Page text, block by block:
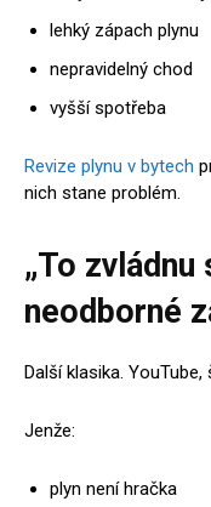
lehký zápach plynu
nepravidelný chod
vyšší spotřeba
Revize plynu v bytech
nich stane problém.
„To zvládnu
neodborné
Další klasika.
Jenže:
plyn není hračka